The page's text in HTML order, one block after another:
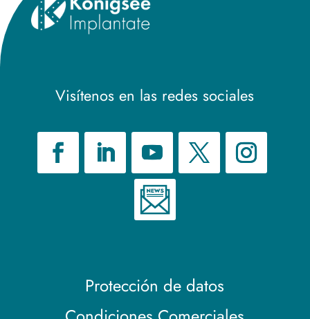
Visítenos en las redes sociales
Protección de datos